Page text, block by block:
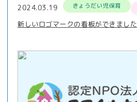
2024.03.19 きょうだい児保育
新しいロゴマークの看板ができました